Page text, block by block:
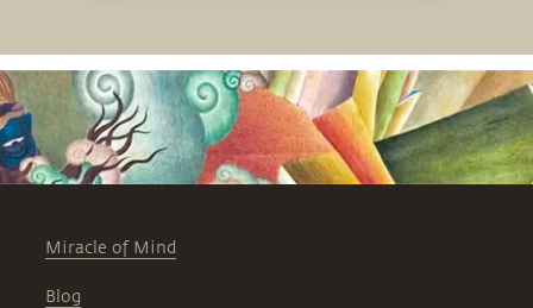
Miracle of Mind
Blog